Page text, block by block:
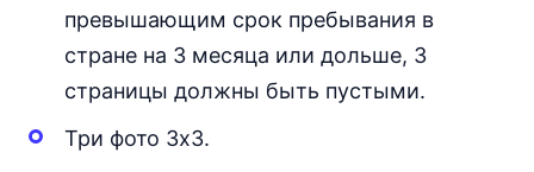
превышающим срок пребывания в
стране на 3 месяца или дольше, 3
страницы должны быть пустыми.
Три фото 3х3.